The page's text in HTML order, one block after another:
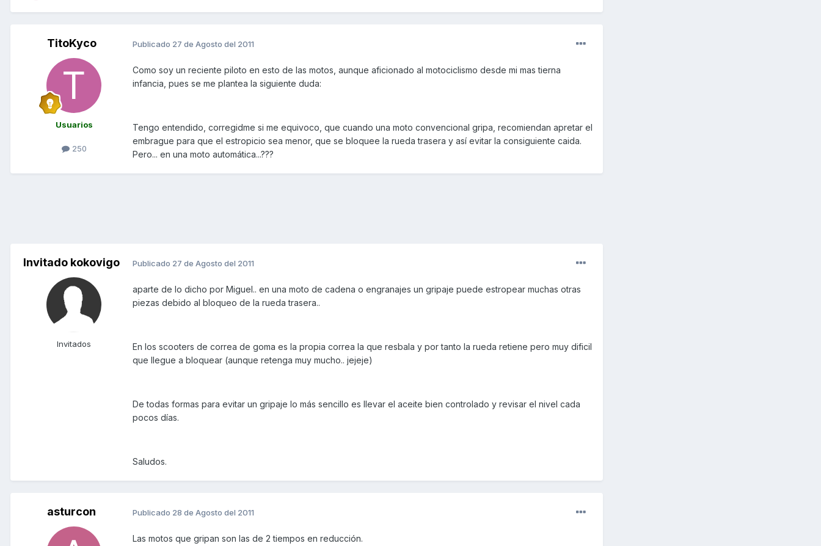
TitoKyco
Usuarios
250
Publicado 27 de Agosto del 2011
Como soy un reciente piloto en esto de las motos, aunque aficionado al motociclismo desde mi mas tierna
infancia, pues se me plantea la siguiente duda:
Tengo entendido, corregidme si me equivoco, que cuando una moto convencional gripa, recomiendan apretar el
embrague para que el estropicio sea menor, que se bloquee la rueda trasera y así evitar la consiguiente caida.
Pero... en una moto automática...???
Invitado kokovigo
Invitados
Publicado 27 de Agosto del 2011
aparte de lo dicho por Miguel.. en una moto de cadena o engranajes un gripaje puede estropear muchas otras
piezas debido al bloqueo de la rueda trasera..
En los scooters de correa de goma es la propia correa la que resbala y por tanto la rueda retiene pero muy dificil
que llegue a bloquear (aunque retenga muy mucho.. jejeje)
De todas formas para evitar un gripaje lo más sencillo es llevar el aceite bien controlado y revisar el nivel cada
pocos días.
Saludos.
asturcon Publicado 28 de Agosto del 2011
Las motos que gripan son las de 2 tiempos en reducción.